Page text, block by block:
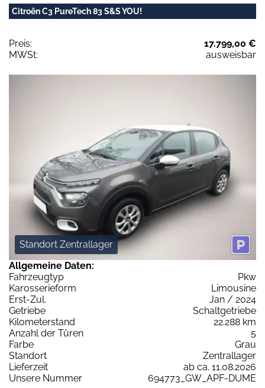
Citroën C3 PureTech 83 S&S YOU!
Preis:
17.799,00 €
MWSt:
ausweisbar
Standort Zentrallager
Allgemeine Daten:
Fahrzeugtyp
Pkw
Karosserieform
Limousine
Erst-Zul.
Jan / 2024
Getriebe
Schaltgetriebe
Kilometerstand
22.288 km
Anzahl der Türen
5
Farbe
Grau
Standort
Zentrallager
Lieferzeit
ab ca. 11.08.2026
Unsere Nummer
694773_GW_APF-DUME